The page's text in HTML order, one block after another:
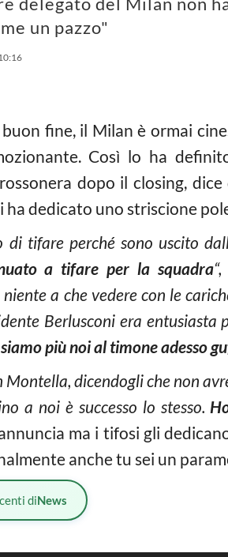
un pazzo"
fine, il Milan è ormai
Così lo ha
dopo il closing,
ha dedicato uno striscione
di tifare perché sono uscito
a tifare per la squadra“,
a che vedere con le
Berlusconi era entusiasta
più noi al timone adesso
Montella, dicendogli che non
a noi è successo lo stesso.
ma i tifosi gli
anche tu sei un
diNews